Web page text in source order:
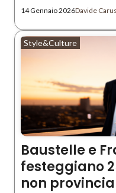
14 Gennaio 2026Davide
Style&Culture
Baustelle e
festeggiano
non